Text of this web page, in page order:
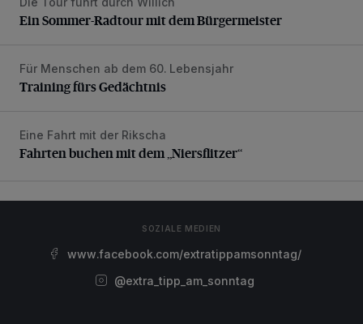
Ein Sommer-Radtour mit dem Bürgermeister
Ein Sommer-Radtour mit dem Bürgermeister
Training fürs Gedächtnis
Für Menschen ab dem 60. Lebensjahr
Training fürs Gedächtnis
Fahrten buchen mit dem „Niersflitzer“
Eine Fahrt mit der Rikscha
Fahrten buchen mit dem „Niersflitzer“
SOZIALE MEDIEN
www.facebook.com/extratippamsonntag/
@extra_tipp_am_sonntag